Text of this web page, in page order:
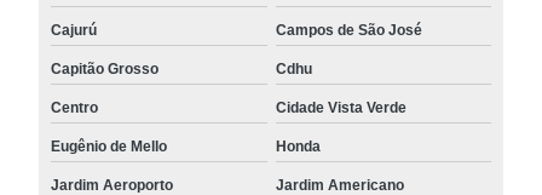
Cajurú Campos de São José
Capitão Grosso Cdhu
Centro Cidade Vista Verde
Eugênio de Mello Honda
Jardim Aeroporto Jardim Americano